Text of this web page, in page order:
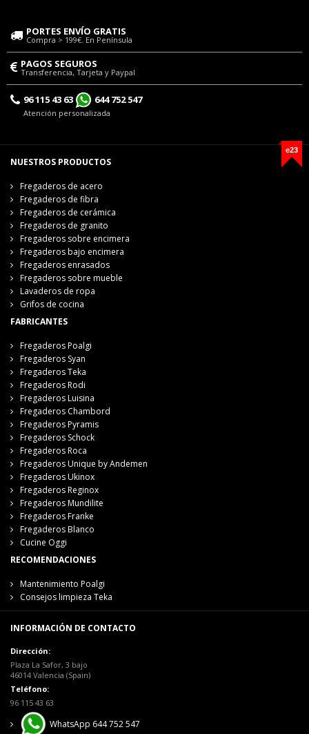
PORTES ENVÍO GRATIS
Compra > 199€. En Península
PAGOS SEGUROS
Transferencia, Tarjeta y Paypal
96 115 43 63 644 752 547
Atención personalizada
e23
NUESTROS PRODUCTOS
Fregaderos de acero
Fregaderos de fibra
Fregaderos de cerámica
Fregaderos de granito
Fregaderos sobre encimera
Fregaderos bajo encimera
Fregaderos enrasados
Fregaderos sobre mueble
Lavaderos de ropa
Grifos de cocina
FABRICANTES
Fregaderos Poalgi
Fregaderos Syan
Fregaderos Teka
Fregaderos Rodi
Fregaderos Luisina
Fregaderos Chambord
Fregaderos Pyramis
Fregaderos Schock
Fregaderos Roca
Fregaderos Unique by Andemen
Fregaderos Ukinox
Fregaderos Reginox
Fregaderos Mundilite
Fregaderos Franke
Fregaderos Blanco
Cucine Oggi
RECOMENDACIONES
Mantenimiento Poalgi
Consejos limpieza Teka
INFORMACIÓN DE CONTACTO
Dirección:
Plaza La Safor, 3 bajo
46014 Valencia (Spain)
Teléfono:
96 115 43 63
WhatsApp 644 752 547